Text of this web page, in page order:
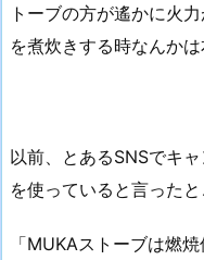
トーブの方が遙かに火
を煮炊きする時なんかは
以前、とあるSNSでキ
を使っていると言ったと
「MUKAストーブは燃